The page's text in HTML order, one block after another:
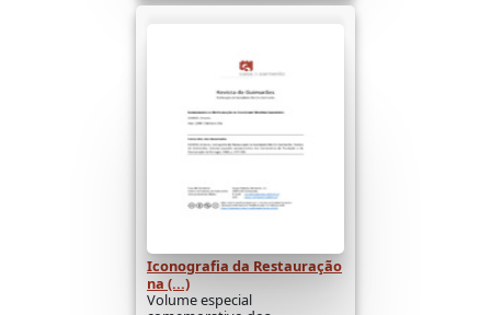
Iconografia da Restauração
na (...)
Volume especial